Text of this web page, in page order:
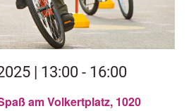
am Volkertplatz, 1020
| 13:00 - 16:00